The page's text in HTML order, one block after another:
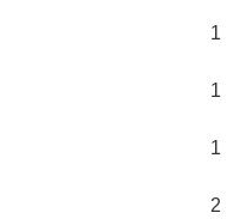
1
1
1
2